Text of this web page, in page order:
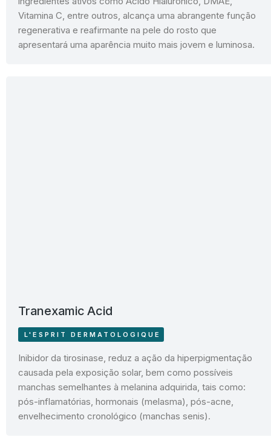
Vitamina C, entre outros, alcança uma abrangente função
regenerativa e reafirmante na pele do rosto que
apresentará uma aparência muito mais jovem e luminosa.
Tranexamic Acid
L'ESPRIT DERMATOLOGIQUE
Inibidor da tirosinase, reduz a ação da hiperpigmentação
causada pela exposição solar, bem como possíveis
manchas semelhantes à melanina adquirida, tais como:
pós-inflamatórias, hormonais (melasma), pós-acne,
envelhecimento cronológico (manchas senis).